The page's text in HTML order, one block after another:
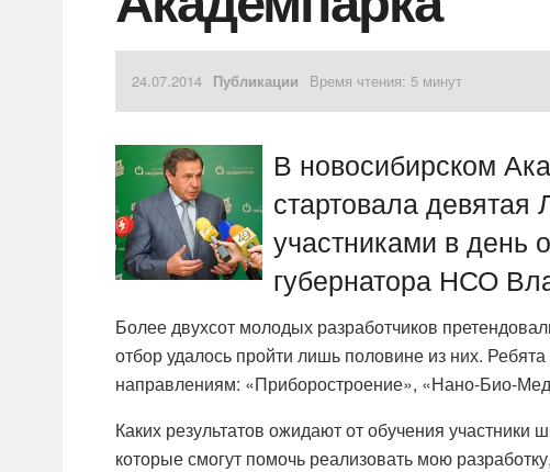
24.07.2014 Публикации Время чтения: 5 минут
В новосибирском
стартовала
участниками в день
губернатора НСО
Более двухсот молодых разработчиков
отбор удалось пройти лишь половине из них.
направлениям: «Приборостроение», «Нано-Био-
Каких результатов ожидают от обучения
которые смогут помочь реализовать мою